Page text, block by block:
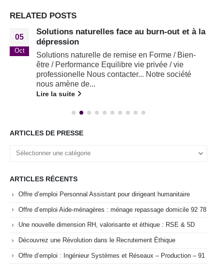
RELATED POSTS
05
Oct
Solutions naturelles face au burn-out et à la
dépression
Solutions naturelle de remise en Forme / Bien-
être / Performance Equilibre vie privée / vie
professionelle Nous contacter... Notre société
nous amène de...
Lire la suite
ARTICLES DE PRESSE
ARTICLES RÉCENTS
Offre d’emploi Personnal Assistant pour dirigeant humanitaire
Offre d’emploi Aide-ménagères : ménage repassage domicile 92 78
Une nouvelle dimension RH, valorisante et éthique : RSE & 5D
Découvrez une Révolution dans le Recrutement Éthique
Offre d’emploi : Ingénieur Systèmes et Réseaux – Production – 91